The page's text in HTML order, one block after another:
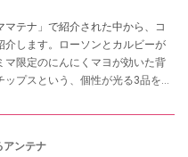
テナ」で紹介された中から、コ
介します。ローソンとカルビーが
マ限定のにんにくマヨが効いた背
プスという、個性が光る3品を実
アンテナ